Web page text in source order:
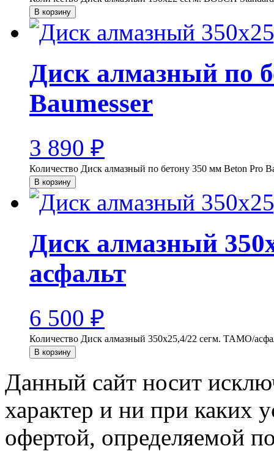
В корзину
Диск алмазный по
Baumesser
3 890 ₽
Количество Диск алмазный по бетону 350 мм Beton Pro
В корзину
Диск алмазный
асфальт
6 500 ₽
Количество Диск алмазный 350х25,4/22 сегм. TAMO/
В корзину
Данный сайт носит
характер и ни при каких
офертой, определяемой